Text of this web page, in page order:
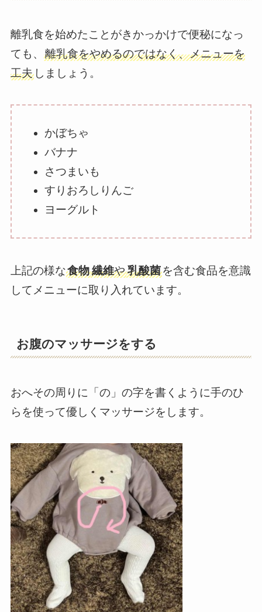
離乳食を始めたことがきかっかけで便秘になっ
ても、 離乳食をやめるのではなく、メニューを
工夫しましょう。
かぼちゃ
バナナ
さつまいも
すりおろしりんご
ヨーグルト
上記の様な食物繊維や乳酸菌を含む食品を意識
してメニューに取り入れています。
お腹のマッサージをする
おへその周りに「の」の字を書くように手のひ
らを使って優しくマッサージをします。